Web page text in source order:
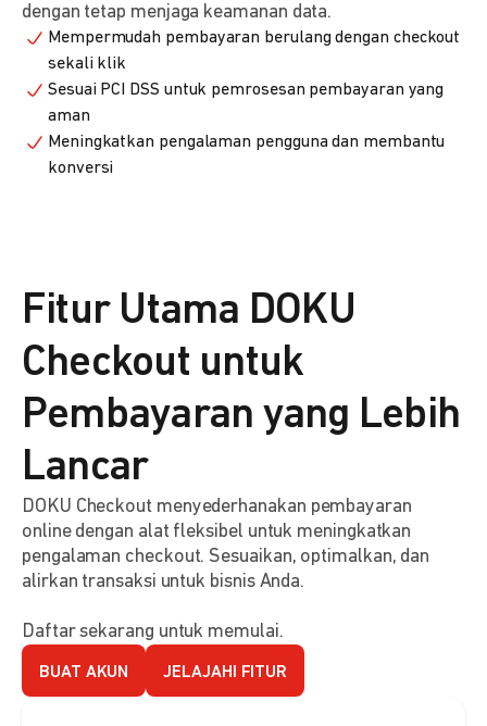
dengan tetap menjaga keamanan data.
Mempermudah pembayaran berulang dengan checkout
sekali klik
Sesuai PCI DSS untuk pemrosesan pembayaran yang
aman
Meningkatkan pengalaman pengguna dan membantu
konversi
Fitur Utama DOKU
Checkout untuk
Pembayaran yang Lebih
Lancar
DOKU Checkout menyederhanakan pembayaran
online dengan alat fleksibel untuk meningkatkan
pengalaman checkout. Sesuaikan, optimalkan, dan
alirkan transaksi untuk bisnis Anda.
Daftar sekarang untuk memulai.
BUAT AKUN JELAJAHI FITUR